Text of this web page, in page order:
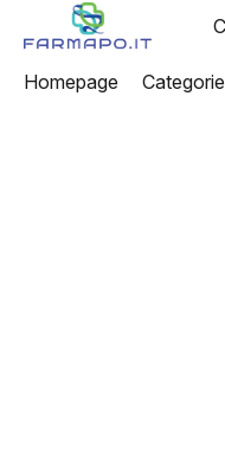
Homepage Categorie